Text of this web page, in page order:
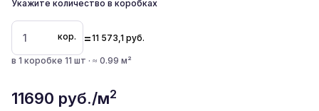
Укажите количество в коробках
кор. =11 573,1 руб.
в 1 коробке 11 шт · ≈ 0.99 м²
11690 руб./м2